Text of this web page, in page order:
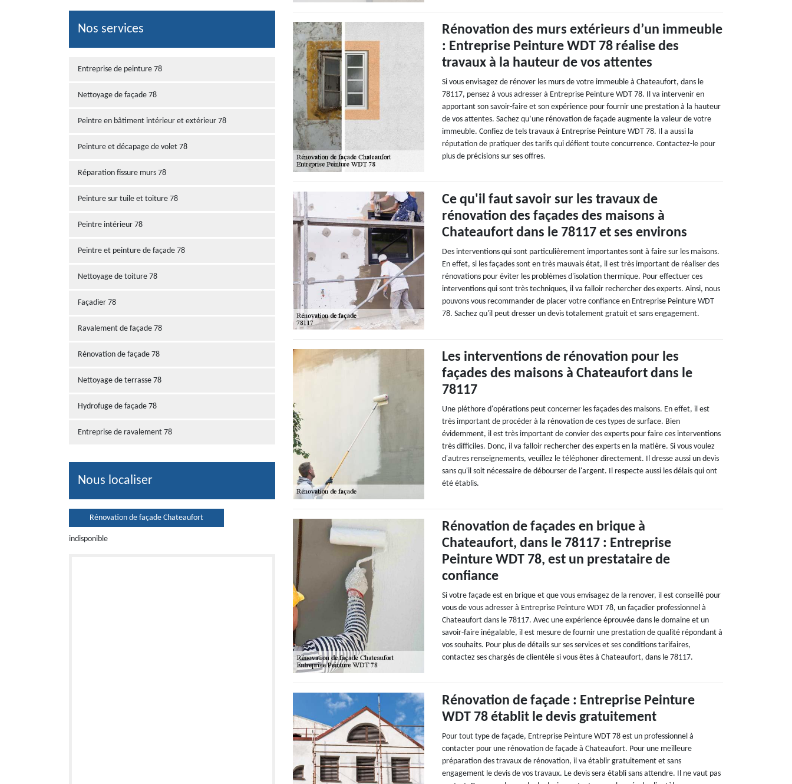
Nos services
Entreprise de peinture 78
Nettoyage de façade 78
Peintre en bâtiment intérieur et extérieur 78
Peinture et décapage de volet 78
Réparation fissure murs 78
Peinture sur tuile et toiture 78
Peintre intérieur 78
Peintre et peinture de façade 78
Nettoyage de toiture 78
Façadier 78
Ravalement de façade 78
Rénovation de façade 78
Nettoyage de terrasse 78
Hydrofuge de façade 78
Entreprise de ravalement 78
Nous localiser
Rénovation de façade Chateaufort
indisponible
Rénovation des murs extérieurs d’un immeuble
: Entreprise Peinture WDT 78 réalise des
travaux à la hauteur de vos attentes
Si vous envisagez de rénover les murs de votre immeuble à Chateaufort, dans le
78117, pensez à vous adresser à Entreprise Peinture WDT 78. Il va intervenir en
apportant son savoir-faire et son expérience pour fournir une prestation à la hauteur
de vos attentes. Sachez qu’une rénovation de façade augmente la valeur de votre
immeuble. Confiez de tels travaux à Entreprise Peinture WDT 78. Il a aussi la
réputation de pratiquer des tarifs qui défient toute concurrence. Contactez-le pour
plus de précisions sur ses offres.
Ce qu'il faut savoir sur les travaux de
rénovation des façades des maisons à
Chateaufort dans le 78117 et ses environs
Des interventions qui sont particulièrement importantes sont à faire sur les maisons.
En effet, si les façades sont en très mauvais état, il est très important de réaliser des
rénovations pour éviter les problèmes d'isolation thermique. Pour effectuer ces
interventions qui sont très techniques, il va falloir rechercher des experts. Ainsi, nous
pouvons vous recommander de placer votre confiance en Entreprise Peinture WDT
78. Sachez qu'il peut dresser un devis totalement gratuit et sans engagement.
Les interventions de rénovation pour les
façades des maisons à Chateaufort dans le
78117
Une pléthore d'opérations peut concerner les façades des maisons. En effet, il est
très important de procéder à la rénovation de ces types de surface. Bien
évidemment, il est très important de convier des experts pour faire ces interventions
très difficiles. Donc, il va falloir rechercher des experts en la matière. Si vous voulez
d'autres renseignements, veuillez le téléphoner directement. Il dresse aussi un devis
sans qu'il soit nécessaire de débourser de l'argent. Il respecte aussi les délais qui ont
été établis.
Rénovation de façades en brique à
Chateaufort, dans le 78117 : Entreprise
Peinture WDT 78, est un prestataire de
confiance
Si votre façade est en brique et que vous envisagez de la renover, il est conseillé pour
vous de vous adresser à Entreprise Peinture WDT 78, un façadier professionnel à
Chateaufort dans le 78117. Avec une expérience éprouvée dans le domaine et un
savoir-faire inégalable, il est mesure de fournir une prestation de qualité répondant à
vos souhaits. Pour plus de détails sur ses services et ses conditions tarifaires,
contactez ses chargés de clientèle si vous êtes à Chateaufort, dans le 78117.
Rénovation de façade : Entreprise Peinture
WDT 78 établit le devis gratuitement
Pour tout type de façade, Entreprise Peinture WDT 78 est un professionnel à
contacter pour une rénovation de façade à Chateaufort. Pour une meilleure
préparation des travaux de rénovation, il va établir gratuitement et sans
engagement le devis de vos travaux. Le devis sera établi sans attendre. Il ne vaut pas